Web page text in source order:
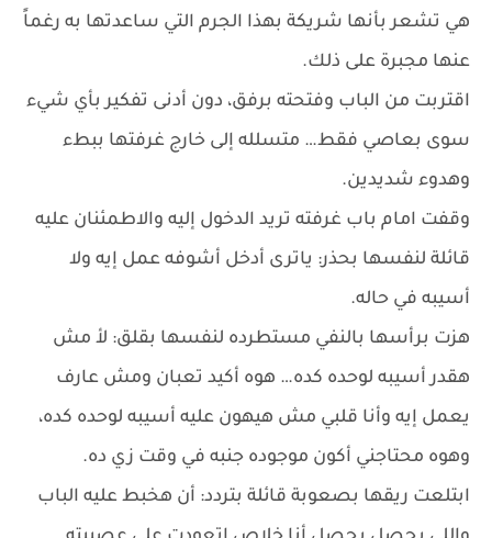
هي تشعر بأنها شريكة بهذا الجرم التي ساعدتها به رغماً
عنها مجبرة على ذلك.
اقتربت من الباب وفتحته برفق، دون أدنى تفكير بأي شيء
سوى بعاصي فقط… متسلله إلى خارج غرفتها ببطء
وهدوء شديدين.
وقفت امام باب غرفته تريد الدخول إليه والاطمئنان عليه
قائلة لنفسها بحذر: ياترى أدخل أشوفه عمل إيه ولا
أسيبه في حاله.
هزت برأسها بالنفي مستطرده لنفسها بقلق: لأ مش
هقدر أسيبه لوحده كده… هوه أكيد تعبان ومش عارف
يعمل إيه وأنا قلبي مش هيهون عليه أسيبه لوحده كده،
وهوه محتاجني أكون موجوده جنبه في وقت زي ده.
ابتلعت ريقها بصعوبة قائلة بتردد: أن هخبط عليه الباب